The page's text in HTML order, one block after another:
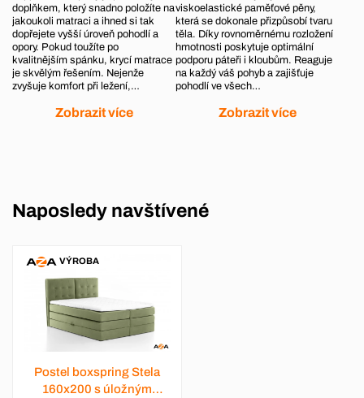
doplňkem, který snadno položíte na
jakoukoli matraci a ihned si tak
dopřejete vyšší úroveň pohodlí a
opory. Pokud toužíte po
kvalitnějším spánku, krycí matrace
je skvělým řešením. Nejenže
zvyšuje komfort při ležení,…
Zobrazit více
viskoelastické paměťové pěny,
která se dokonale přizpůsobí tvaru
těla. Díky rovnoměrnému rozložení
hmotnosti poskytuje optimální
podporu páteři i kloubům. Reaguje
na každý váš pohyb a zajišťuje
pohodlí ve všech…
Zobrazit více
Naposledy navštívené
VÝROBA
Postel boxspring Stela
160x200 s úložným